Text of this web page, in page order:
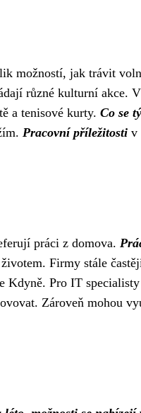
možností, jak trávit
různé kulturní akce. V
a tenisové kurty. Co se
Pracovní příležitosti v
práci z domova.
Firmy stále
Kdyně. Pro IT
Zároveň mohou